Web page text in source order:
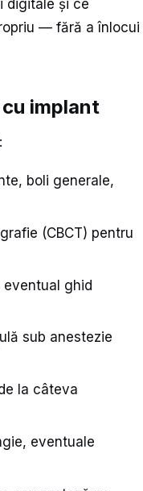
digitale și ce
— fără a înlocui
implant
boli generale,
(CBCT) pentru
ghid
sub anestezie
la câteva
eventuale